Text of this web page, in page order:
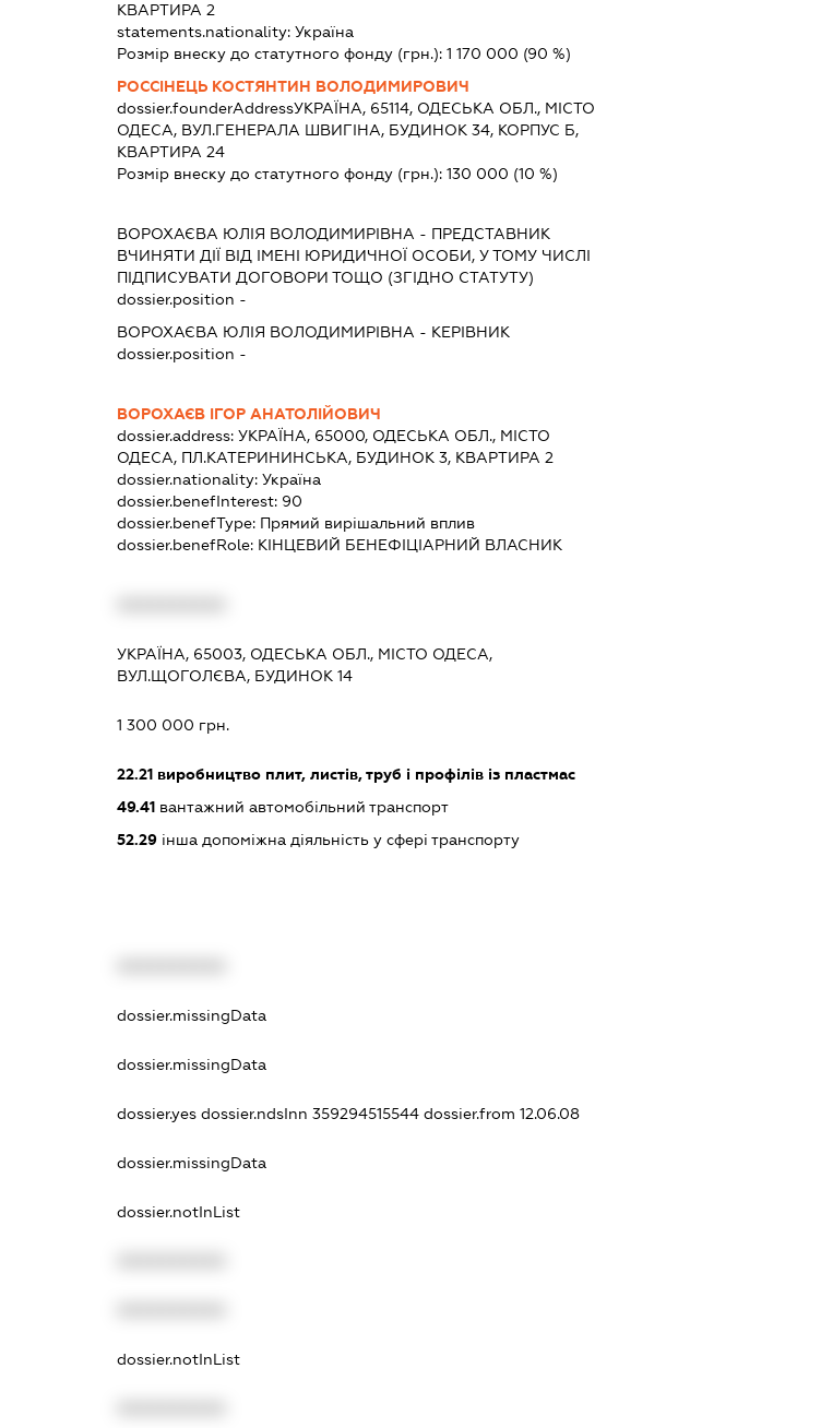
КВАРТИРА 2
statements.nationality: Україна
Розмір внеску до статутного фонду (грн.): 1 170 000 (90 %)
РОССІНЕЦЬ КОСТЯНТИН ВОЛОДИМИРОВИЧ
dossier.founderAddressУКРАЇНА, 65114, ОДЕСЬКА ОБЛ., МІСТО
ОДЕСА, ВУЛ.ГЕНЕРАЛА ШВИГІНА, БУДИНОК 34, КОРПУС Б,
КВАРТИРА 24
Розмір внеску до статутного фонду (грн.): 130 000 (10 %)
ВОРОХАЄВА ЮЛІЯ ВОЛОДИМИРІВНА - ПРЕДСТАВНИК
ВЧИНЯТИ ДІЇ ВІД ІМЕНІ ЮРИДИЧНОЇ ОСОБИ, У ТОМУ ЧИСЛІ
ПІДПИСУВАТИ ДОГОВОРИ ТОЩО (ЗГІДНО СТАТУТУ)
dossier.position -
ВОРОХАЄВА ЮЛІЯ ВОЛОДИМИРІВНА - КЕРІВНИК
dossier.position -
ВОРОХАЄВ ІГОР АНАТОЛІЙОВИЧ
dossier.address: УКРАЇНА, 65000, ОДЕСЬКА ОБЛ., МІСТО
ОДЕСА, ПЛ.КАТЕРИНИНСЬКА, БУДИНОК 3, КВАРТИРА 2
dossier.nationality: Україна
dossier.benefInterest: 90
dossier.benefType: Прямий вирішальний вплив
dossier.benefRole: КІНЦЕВИЙ БЕНЕФІЦІАРНИЙ ВЛАСНИК
УКРАЇНА, 65003, ОДЕСЬКА ОБЛ., МІСТО ОДЕСА,
ВУЛ.ЩОГОЛЄВА, БУДИНОК 14
1 300 000 грн.
22.21виробництво плит, листів, труб і профілів із пластмас
49.41вантажний автомобільний транспорт
52.29інша допоміжна діяльність у сфері транспорту
dossier.missingData
dossier.missingData
dossier.yes dossier.ndsInn 359294515544 dossier.from 12.06.08
dossier.missingData
dossier.notInList
dossier.notInList